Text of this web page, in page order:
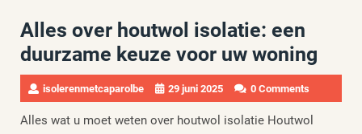
Alles over houtwol isolatie: een
duurzame keuze voor uw woning
isolerenmetcaparolbe 29 juni 2025 0 Comments
Alles wat u moet weten over houtwol isolatie Houtwol